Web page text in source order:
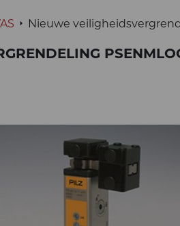
Nieuwe